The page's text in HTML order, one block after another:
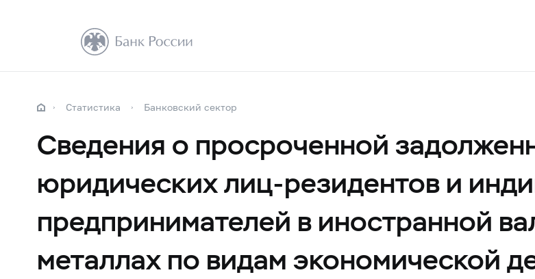
Статистика Банковский сектор
Сведения о просроченной
юридических лиц-резидентов и
предпринимателей в иностранной
металлах по видам экономической